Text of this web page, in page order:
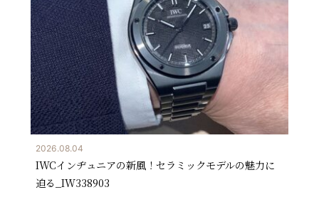
2026.08.04
IWCインヂュニアの新風！セラミックモデルの魅力に
迫る_IW338903